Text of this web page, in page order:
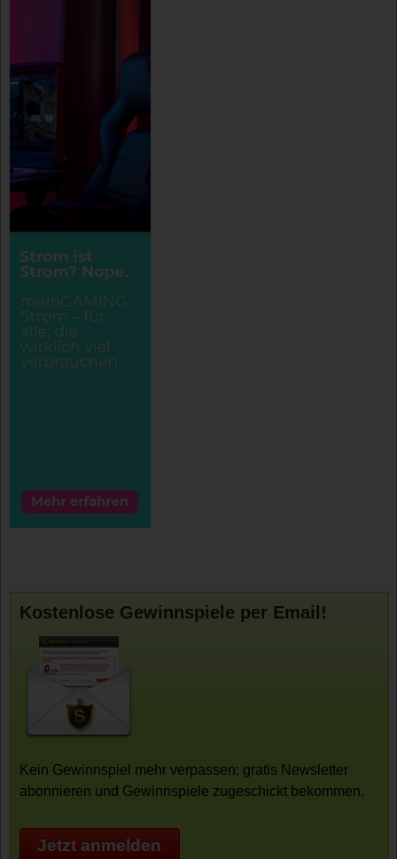
Kostenlose Gewinnspiele per Email!
Kein Gewinnspiel mehr verpassen: gratis Newsletter
abonnieren und Gewinnspiele zugeschickt bekommen.
Jetzt anmelden